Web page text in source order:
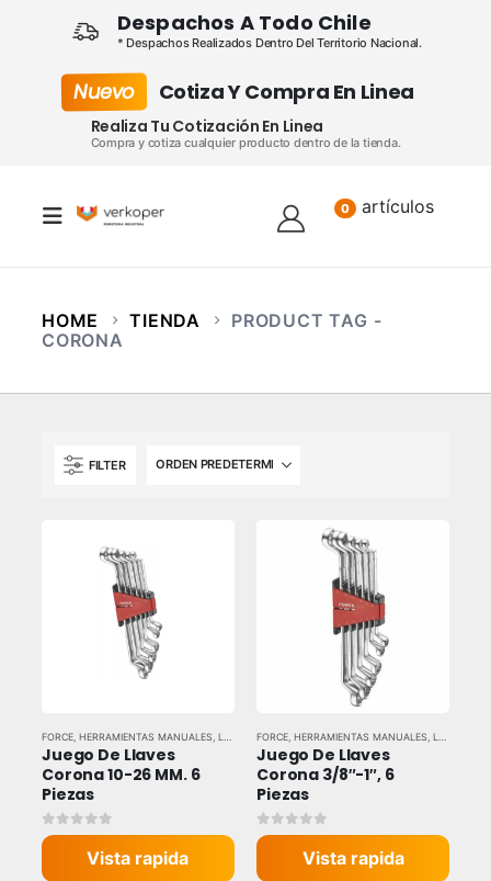
Despachos A Todo Chile
* Despachos Realizados Dentro Del Territorio Nacional.
Nuevo Cotiza Y Compra En Linea
Realiza Tu Cotización En Linea
Compra y cotiza cualquier producto dentro de la tienda.
0 artículos
HOME TIENDA
PRODUCT TAG -
CORONA
FILTER
FORCE, HERRAMIENTAS MANUALES LLAVES Y DADOS
Juego De Llaves
Corona 10-26 MM. 6
Piezas
0out of 5
Vista rapida
FORCE HERRAMIENTAS MANUALES LLAVES Y DADOS
Juego De Llaves
Corona 3/8″-1″, 6
Piezas
0out of 5
Vista rapida